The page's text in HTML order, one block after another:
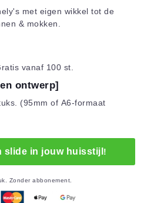
met eigen wikkel tot de
& mokken.
vanaf 100 st.
ontwerp]
(95mm of A6-formaat
slide in jouw huisstijl !
Zonder abbonement.